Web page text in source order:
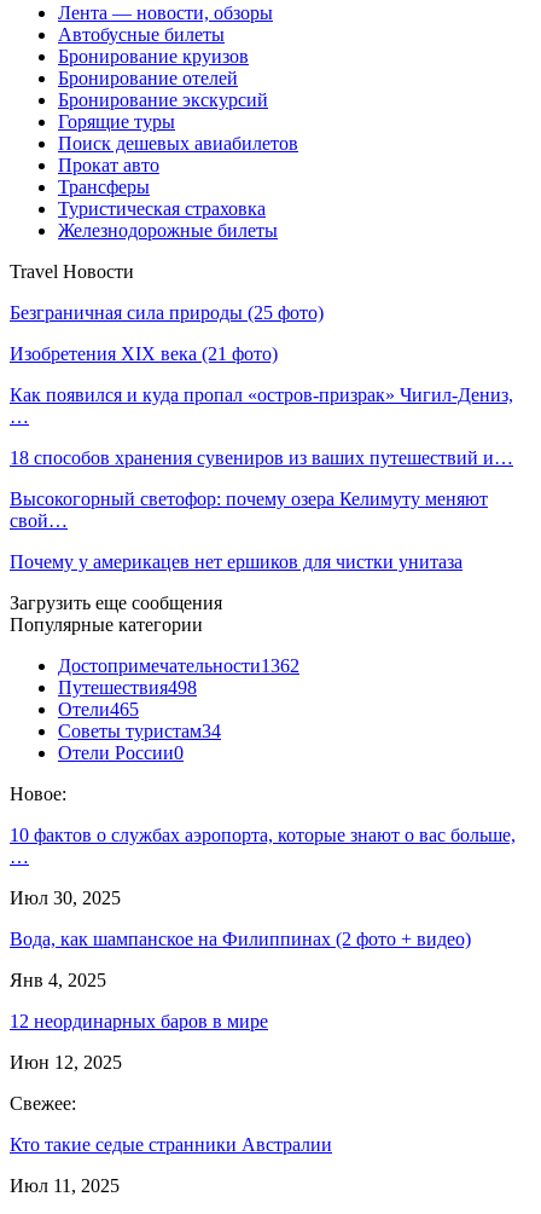
Лента — новости, обзоры
Автобусные билеты
Бронирование круизов
Бронирование отелей
Бронирование экскурсий
Горящие туры
Поиск дешевых авиабилетов
Прокат авто
Трансферы
Туристическая страховка
Железнодорожные билеты
Travel Новости
Безграничная сила природы (25 фото)
Изобретения XIX века (21 фото)
Как появился и куда пропал «остров-призрак» Чигил-Дениз,
…
18 способов хранения сувениров из ваших путешествий и…
Высокогорный светофор: почему озера Келимуту меняют
свой…
Почему у америкацев нет ершиков для чистки унитаза
Загрузить еще сообщения
Популярные категории
Достопримечательности1362
Путешествия498
Отели465
Советы туристам34
Отели России0
Новое:
10 фактов о службах аэропорта, которые знают о вас больше,
…
Июл 30, 2025
Вода, как шампанское на Филиппинах (2 фото + видео)
Янв 4, 2025
12 неординарных баров в мире
Июн 12, 2025
Свежее:
Кто такие седые странники Австралии
Июл 11, 2025